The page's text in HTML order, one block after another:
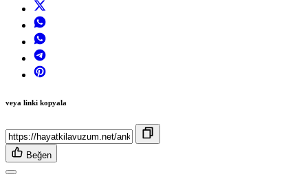
veya linki kopyala
Beğen